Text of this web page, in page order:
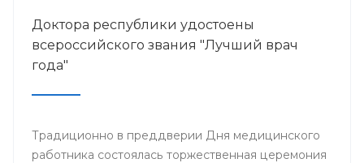
Доктора республики удостоены
всероссийского звания "Лучший врач
года"
Традиционно в преддверии Дня медицинского
работника состоялась торжественная церемония